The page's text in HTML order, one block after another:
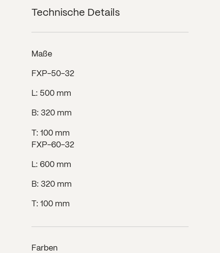
Technische Details
Maße
FXP-50-32
L: 500 mm
B: 320 mm
T: 100 mm
FXP-60-32
L: 600 mm
B: 320 mm
T: 100 mm
Farben